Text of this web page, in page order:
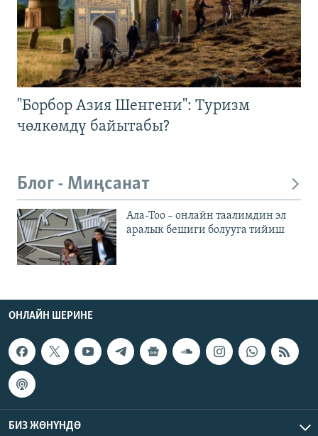
"Борбор Азия Шенгени": Туризм
чөлкөмдү байытабы?
Блог - Миңсанат
Ала-Тоо – онлайн таалимдин эл
аралык бешиги болууга тийиш
ОНЛАЙН ШЕРИНЕ
БИЗ ЖӨНҮНДӨ